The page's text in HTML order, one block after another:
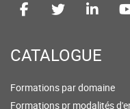
CATALOGUE
Formations par domaine
Formations pr modalités